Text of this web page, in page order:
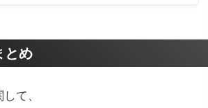
とめ
て、